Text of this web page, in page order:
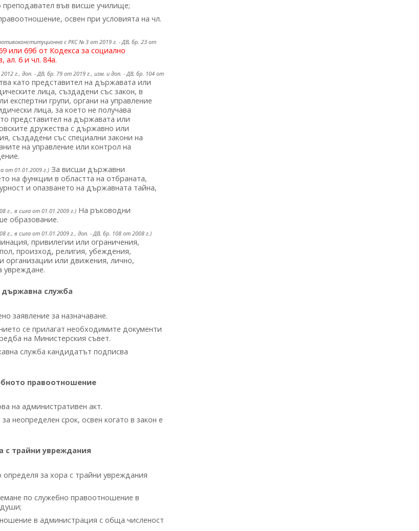
във висше училище;
освен при условията на чл.
с РКС № 3 от 2019 г. - ДВ, бр. 23 от
или 69б от Кодекса за социално
ал. 6 и чл. 84а.
г., доп. - ДВ, бр. 79 от 2019 г., изм. и доп. - ДВ, бр. 104 от
като представител на държавата или
лица, създадени със закон, в
групи, органи на управление
лица, за което не получава
представител на държавата или
дружества с държавно или
създадени със специални закони на
на управление или контрол на
от 01.01.2009 г.) За висши държавни
на функции в областта на отбраната,
и опазването на държавната тайна,
г., в сила от 01.01.2009 г.) На ръководни
образование.
г., в сила от 01.01.2009 г., доп. - ДВ, бр. 108 от 2008 г.)
привилегии или ограничения,
произход, религия, убеждения,
организации или движения, лично,
увреждане.
държавна служба
заявление за назначаване.
се прилагат необходимите документи
на Министерския съвет.
служба кандидатът подписва
правоотношение
на административен акт.
неопределен срок, освен когато в закон е
с трайни увреждания
определя за хора с трайни увреждания
по служебно правоотношение в
в администрация с обща численост